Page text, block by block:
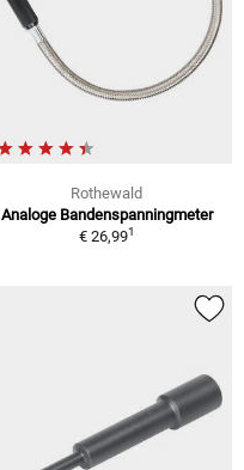
Rothewald
Analoge Bandenspanningmeter
€ 26,991